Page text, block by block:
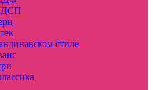
стиле